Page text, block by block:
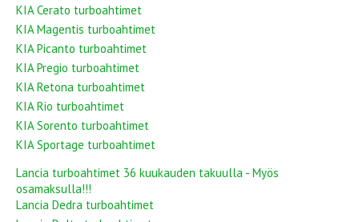
KIA Cerato turboahtimet
KIA Magentis turboahtimet
KIA Picanto turboahtimet
KIA Pregio turboahtimet
KIA Retona turboahtimet
KIA Rio turboahtimet
KIA Sorento turboahtimet
KIA Sportage turboahtimet
Lancia turboahtimet 36 kuukauden takuulla - Myös
osamaksulla!!!
Lancia Dedra turboahtimet